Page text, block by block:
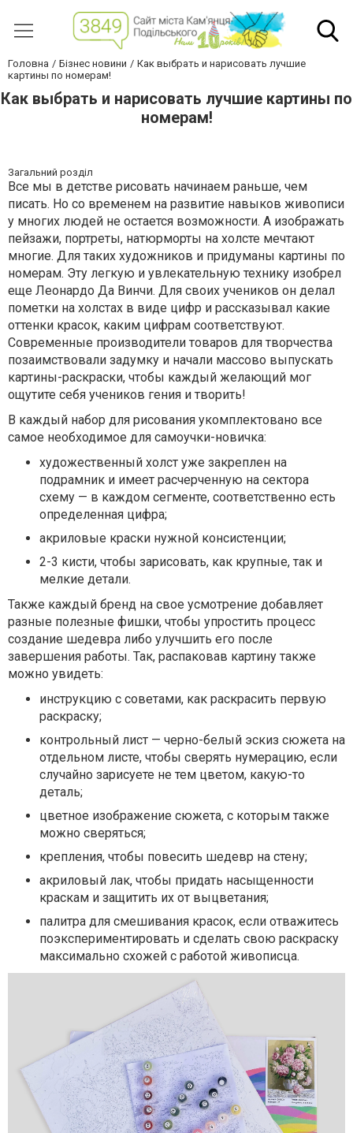
Головна Бізнес новини
Как выбрать и нарисовать лучшие
картины по номерам!
Как выбрать и нарисовать лучшие картины по
номерам!
Загальний розділ
Все мы в детстве рисовать начинаем раньше, чем
писать. Но со временем на развитие навыков живописи
у многих людей не остается возможности. А изображать
пейзажи, портреты, натюрморты на холсте мечтают
многие. Для таких художников и придуманы картины по
номерам. Эту легкую и увлекательную технику изобрел
еще Леонардо Да Винчи. Для своих учеников он делал
пометки на холстах в виде цифр и рассказывал какие
оттенки красок, каким цифрам соответствуют.
Современные производители товаров для творчества
позаимствовали задумку и начали массово выпускать
картины-раскраски, чтобы каждый желающий мог
ощутите себя учеников гения и творить!
В каждый набор для рисования укомплектовано все
самое необходимое для самоучки-новичка:
художественный холст уже закреплен на
подрамник и имеет расчерченную на сектора
схему — в каждом сегменте, соответственно есть
определенная цифра;
акриловые краски нужной консистенции;
2-3 кисти, чтобы зарисовать, как крупные, так и
мелкие детали.
Также каждый бренд на свое усмотрение добавляет
разные полезные фишки, чтобы упростить процесс
создание шедевра либо улучшить его после
завершения работы. Так, распаковав картину также
можно увидеть:
инструкцию с советами, как раскрасить первую
раскраску;
контрольный лист — черно-белый эскиз сюжета на
отдельном листе, чтобы сверять нумерацию, если
случайно зарисуете не тем цветом, какую-то
деталь;
цветное изображение сюжета, с которым также
можно сверяться;
крепления, чтобы повесить шедевр на стену;
акриловый лак, чтобы придать насыщенности
краскам и защитить их от выцветания;
палитра для смешивания красок, если отважитесь
поэкспериментировать и сделать свою раскраску
максимально схожей с работой живописца.